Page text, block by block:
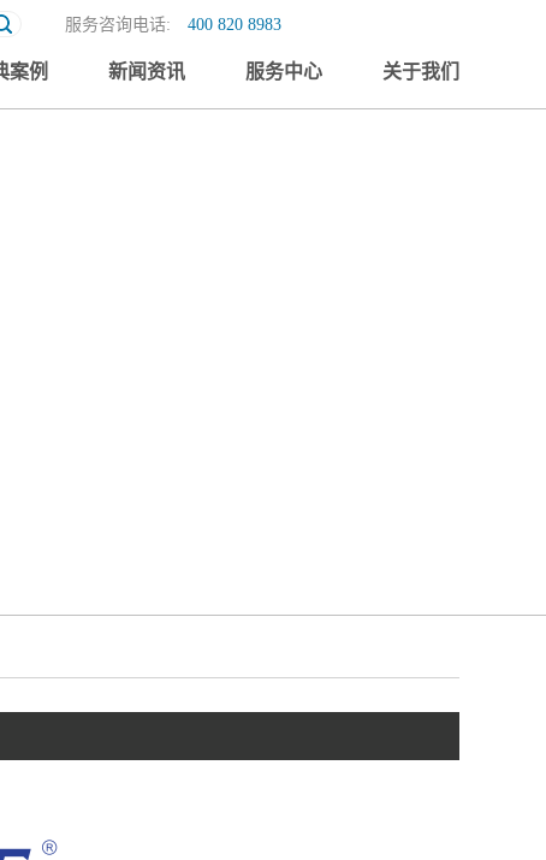
服务咨询电话: 400 820 8983
案例 新闻资讯 服务中心 关于我们